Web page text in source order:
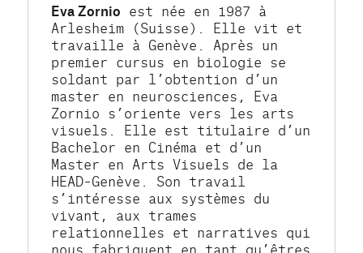
Eva Zornio est née en 1987 à
Arlesheim (Suisse). Elle vit et
travaille à Genève. Après un
premier cursus en biologie se
soldant par l’obtention d’un
master en neurosciences, Eva
Zornio s’oriente vers les arts
visuels. Elle est titulaire d’un
Bachelor en Cinéma et d’un
Master en Arts Visuels de la
HEAD–Genève. Son travail
s’intéresse aux systèmes du
vivant, aux trames
relationnelles et narratives qui
nous fabriquent en tant qu’êtres